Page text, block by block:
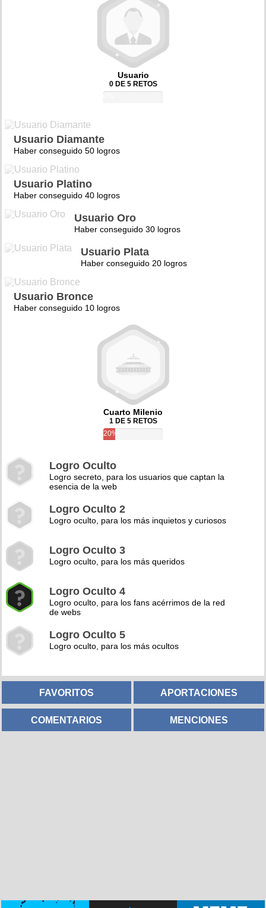
Usuario
0 DE 5 RETOS
Usuario Diamante
Haber conseguido 50 logros
Usuario Platino
Haber conseguido 40 logros
Usuario Oro
Haber conseguido 30 logros
Usuario Plata
Haber conseguido 20 logros
Usuario Bronce
Haber conseguido 10 logros
Cuarto Milenio
1 DE 5 RETOS
20%
Logro Oculto
Logro secreto, para los usuarios que captan la
esencia de la web
Logro Oculto 2
Logro oculto, para los más inquietos y curiosos
Logro Oculto 3
Logro oculto, para los más queridos
Logro Oculto 4
Logro oculto, para los fans acérrimos de la red
de webs
Logro Oculto 5
Logro oculto, para los más ocultos
FAVORITOS APORTACIONES
COMENTARIOS MENCIONES